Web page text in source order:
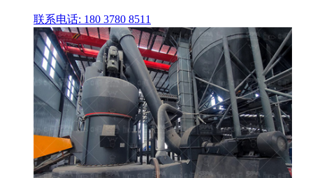
联系电话: 180 3780 8511